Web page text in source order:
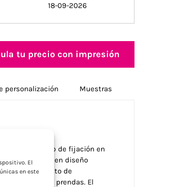
El
en este
18-09-2026
tu precio con impresión
personalización Muestras
PVC con clip de fijación en
Disponible en diseño
de formato de
sin dañar las prendas. El